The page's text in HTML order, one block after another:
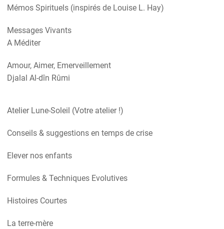
Mémos Spirituels (inspirés de Louise L. Hay)
Messages Vivants
A Méditer
Amour, Aimer, Emerveillement
Djalal Al-dîn Rûmi
Atelier Lune-Soleil (Votre atelier !)
Conseils & suggestions en temps de crise
Elever nos enfants
Formules & Techniques Evolutives
Histoires Courtes
La terre-mère